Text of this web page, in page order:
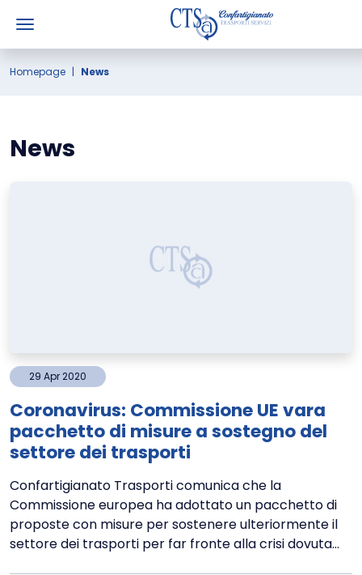
Homepage News
News
29 Apr2020
Coronavirus: Commissione UE vara
pacchetto di misure a sostegno del
settore dei trasporti
Confartigianato Trasporti comunica che la
Commissione europea ha adottato un pacchetto di
proposte con misure per sostenere ulteriormente il
settore dei trasporti per far fronte alla crisi dovuta...